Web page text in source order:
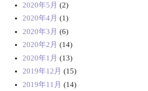
2020年5月 (2)
2020年4月 (1)
2020年3月 (6)
2020年2月 (14)
2020年1月 (13)
2019年12月 (15)
2019年11月 (14)